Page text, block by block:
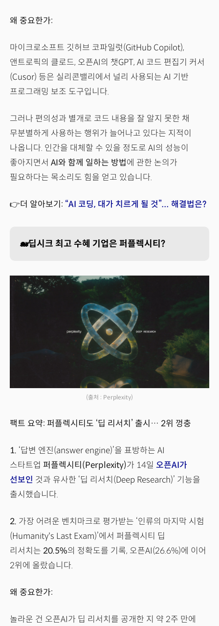
왜 중요한가:
마이크로소프트 깃허브 코파일럿(GitHub Copilot),
앤트로픽의 클로드, 오픈AI의 챗GPT, AI 코드 편집기 커서
(Cusor) 등은 실리콘밸리에서 널리 사용되는 AI 기반
프로그래밍 보조 도구입니다.
그러나 편의성과 별개로 코드 내용을 잘 알지 못한 채
무분별하게 사용하는 행위가 늘어나고 있다는 지적이
나옵니다. 인간을 대체할 수 있을 정도로 AI의 성능이
좋아지면서 AI와 함께 일하는 방법에 관한 논의가
필요하다는 목소리도 힘을 얻고 있습니다.
👉더 알아보기: “AI 코딩, 대가 치르게 될 것”... 해결법은?
🐋딥시크 최고 수혜 기업은 퍼플렉시티?
(출처 : Perplexity)
팩트 요약: 퍼플렉시티도 ‘딥 리서치’ 출시… 2위 껑충
1. ‘답변 엔진(answer engine)’을 표방하는 AI
스타트업 퍼플렉시티(Perplexity)가 14일 오픈AI가
선보인 것과 유사한 ‘딥 리서치(Deep Research)’ 기능을
출시했습니다.
2. 가장 어려운 벤치마크로 평가받는 ‘인류의 마지막 시험
(Humanity's Last Exam)’에서 퍼플렉시티 딥
리서치는 20.5%의 정확도를 기록, 오픈AI(26.6%)에 이어
2위에 올랐습니다.
왜 중요한가:
놀라운 건 오픈AI가 딥 리서치를 공개한 지 약 2주 만에